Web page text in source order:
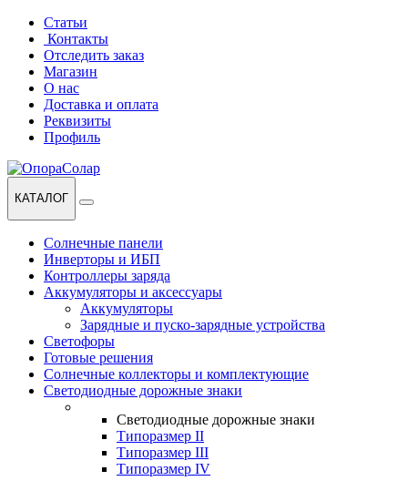
Перейти
навигации
Перейти
содержанию
Статьи
Контакты
Отследить заказ
Магазин
О нас
Доставка и оплата
Реквизиты
Профиль
КАТАЛОГ
Солнечные панели
Инверторы и ИБП
Контроллеры заряда
Аккумуляторы и аксессуары
Аккумуляторы
Зарядные и пуско-зарядные устройства
Светофоры
Готовые решения
Солнечные коллекторы и комплектующие
Светодиодные дорожные знаки
Светодиодные дорожные знаки
Типоразмер II
Типоразмер III
Типоразмер IV